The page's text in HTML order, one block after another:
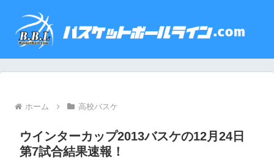
ホーム 高校バスケ
ウインターカップ2013バスケの12月24日
第7試合結果速報！